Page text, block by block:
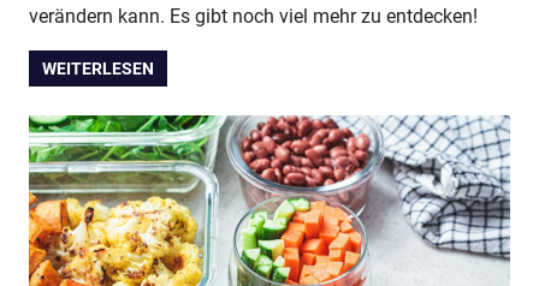
verändern kann. Es gibt noch viel mehr zu entdecken!
WEITERLESEN